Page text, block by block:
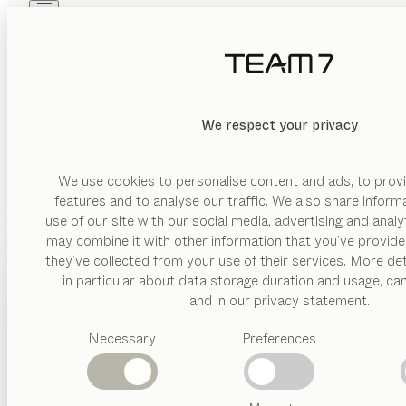
We respect your privacy
We use cookies to personalise content and ads, to
features and to analyse our traffic. We also share
use of our site with our social media, advertising and
may combine it with other information that you’ve
they’ve collected from your use of their services. More
in particular about data storage duration and usage,
and in our privacy statement.
Necessary
Preferences
Tables
Cuisines
Rayonnages
Lits
PRODUITS
QUI SOMMES-NOUS
REVENDEUR